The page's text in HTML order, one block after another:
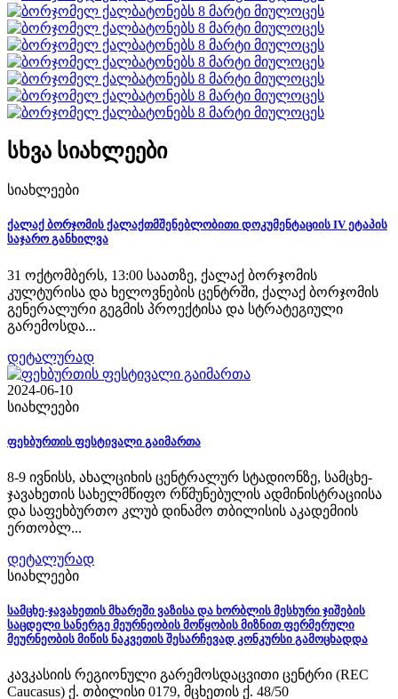
სხვა სიახლეები
სიახლეები
ქალაქ ბორჯომის ქალაქთმშენებლობითი დოკუმენტაციის IV ეტაპის
საჯარო განხილვა
31 ოქტომბერს, 13:00 საათზე, ქალაქ ბორჯომის
კულტურისა და ხელოვნების ცენტრში, ქალაქ ბორჯომის
გენერალური გეგმის პროექტისა და სტრატეგიული
გარემოსდა...
დეტალურად
2024-06-10
სიახლეები
ფეხბურთის ფესტივალი გაიმართა
8-9 ივნისს, ახალციხის ცენტრალურ სტადიონზე, სამცხე-
ჯავახეთის სახელმწიფო რწმუნებულის ადმინისტრაციისა
და საფეხბურთო კლუბ დინამო თბილისის აკადემიის
ერთობლ...
დეტალურად
სიახლეები
სამცხე-ჯავახეთის მხარეში ვაზისა და ხორბლის მესხური ჯიშების
საცდელი სანერგე მეურნეობის მოწყობის მიზნით ფერმერული
მეურნეობის მიწის ნაკვეთის შესარჩევად კონკურსი გამოცხადდა
კავკასიის რეგიონული გარემოსდაცვითი ცენტრი (REC
Caucasus) ქ. თბილისი 0179, მცხეთის ქ. 48/50